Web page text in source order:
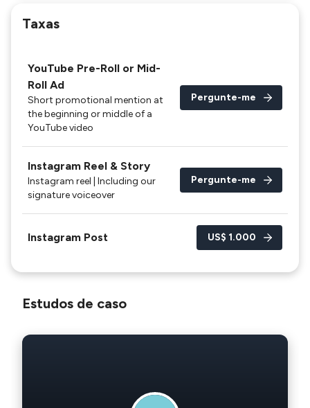
Taxas
YouTube Pre-Roll or Mid-
Roll Ad
Short promotional mention at
the beginning or middle of a
YouTube video
Pergunte-me
Instagram Reel & Story
Instagram reel | Including our
signature voiceover
Pergunte-me
Instagram Post US$ 1.000
Estudos de caso